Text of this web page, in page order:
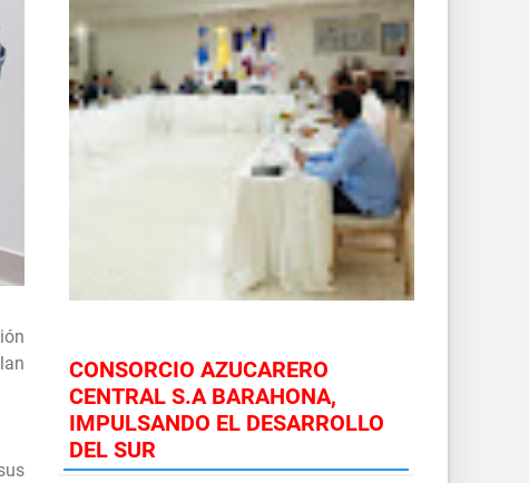
CONSORCIO AZUCARERO
CENTRAL S.A BARAHONA,
IMPULSANDO EL DESARROLLO
DEL SUR